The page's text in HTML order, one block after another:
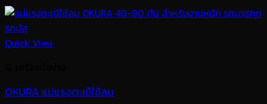
Quick View
OKURA แม่แรงตะเข้ใช้ลม